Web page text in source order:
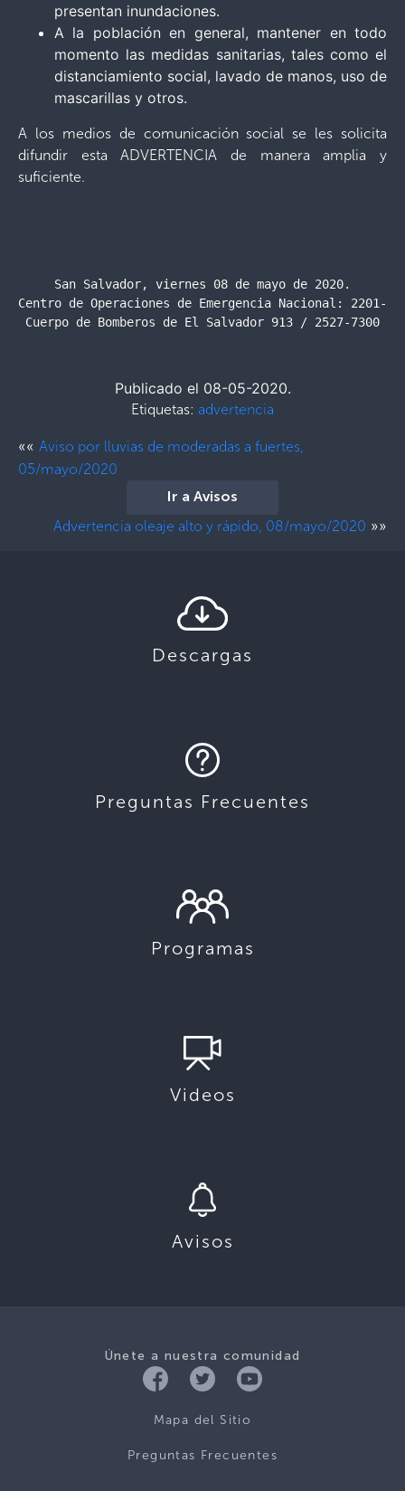
presentan inundaciones.
A la población en general, mantener en todo
momento las medidas sanitarias, tales como el
distanciamiento social, lavado de manos, uso de
mascarillas y otros.
A los medios de comunicación social se les solicita
difundir esta ADVERTENCIA de manera amplia y
suficiente.
San Salvador, viernes 08 de mayo de 2020.
Centro de Operaciones de Emergencia Nacional: 2201-
Cuerpo de Bomberos de El Salvador 913 / 2527-7300
Publicado el 08-05-2020.
Etiquetas: advertencia
«« Aviso por lluvias de moderadas a fuertes,
05/mayo/2020
Ir a Avisos
Advertencia oleaje alto y rápido, 08/mayo/2020 »»
Descargas
Preguntas Frecuentes
Programas
Videos
Avisos
Únete a nuestra comunidad
Mapa del Sitio
Preguntas Frecuentes